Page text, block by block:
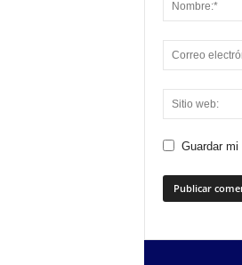
Guardar